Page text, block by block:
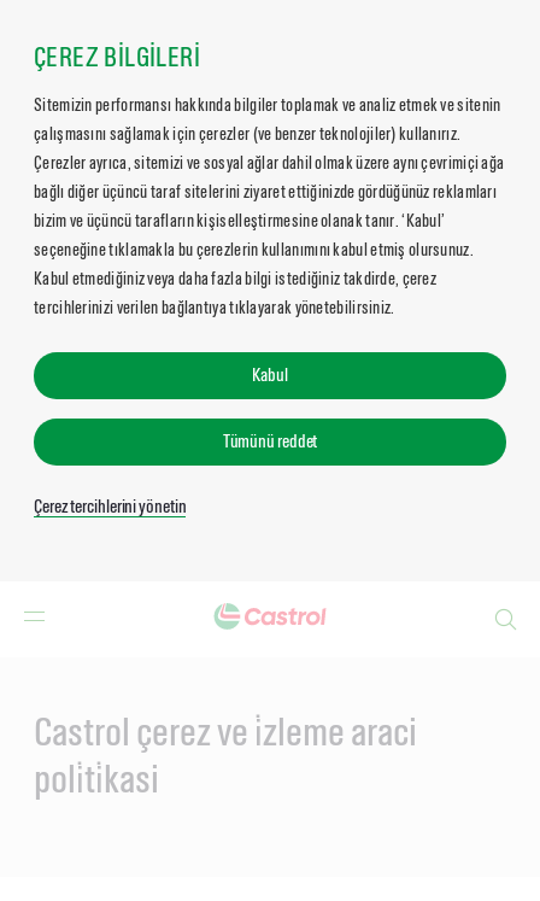
ÇEREZ BİLGİLERİ
Sitemizin performansı hakkında bilgiler toplamak ve analiz etmek ve sitenin
çalışmasını sağlamak için çerezler (ve benzer teknolojiler) kullanırız.
Çerezler ayrıca, sitemizi ve sosyal ağlar dahil olmak üzere aynı çevrimiçi ağa
bağlı diğer üçüncü taraf sitelerini ziyaret ettiğinizde gördüğünüz reklamları
bizim ve üçüncü tarafların kişiselleştirmesine olanak tanır. ‘Kabul’
seçeneğine tıklamakla bu çerezlerin kullanımını kabul etmiş olursunuz.
Kabul etmediğiniz veya daha fazla bilgi istediğiniz takdirde, çerez
tercihlerinizi verilen bağlantıya tıklayarak yönetebilirsiniz.
Kabul
Tümünü reddet
Çerez tercihlerini yönetin
Castrol çerez ve i̇zleme araci
poli̇ti̇kasi